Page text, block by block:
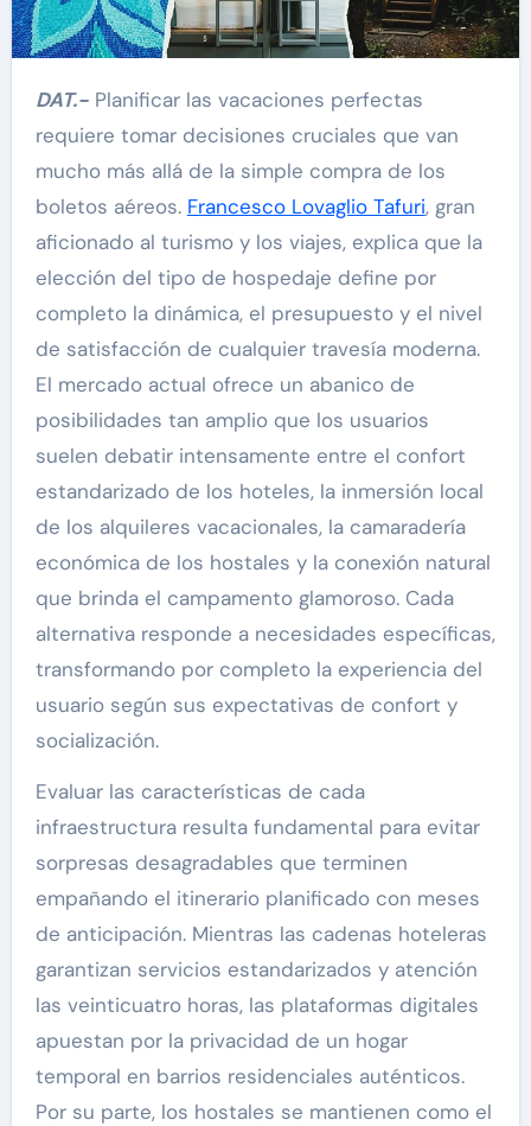
DAT.-Planificar las vacaciones perfectas
requiere tomar decisiones cruciales que van
mucho más allá de la simple compra de los
boletos aéreos. Francesco Lovaglio Tafuri, gran
aficionado al turismo y los viajes, explica que la
elección del tipo de hospedaje define por
completo la dinámica, el presupuesto y el nivel
de satisfacción de cualquier travesía moderna.
El mercado actual ofrece un abanico de
posibilidades tan amplio que los usuarios
suelen debatir intensamente entre el confort
estandarizado de los hoteles, la inmersión local
de los alquileres vacacionales, la camaradería
económica de los hostales y la conexión natural
que brinda el campamento glamoroso. Cada
alternativa responde a necesidades específicas,
transformando por completo la experiencia del
usuario según sus expectativas de confort y
socialización.
Evaluar las características de cada
infraestructura resulta fundamental para evitar
sorpresas desagradables que terminen
empañando el itinerario planificado con meses
de anticipación. Mientras las cadenas hoteleras
garantizan servicios estandarizados y atención
las veinticuatro horas, las plataformas digitales
apuestan por la privacidad de un hogar
temporal en barrios residenciales auténticos.
Por su parte, los hostales se mantienen como el